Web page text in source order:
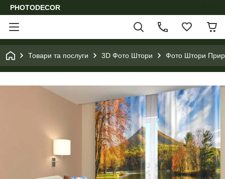
PHOTODECOR
Товари та послуги 3D Фото Штори Фото Штори